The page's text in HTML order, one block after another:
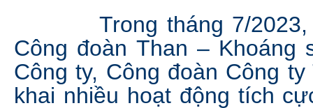
Trong tháng 7/2023,
Công đoàn Than – Khoáng
Công ty, Công đoàn Công
khai nhiều hoạt động tích